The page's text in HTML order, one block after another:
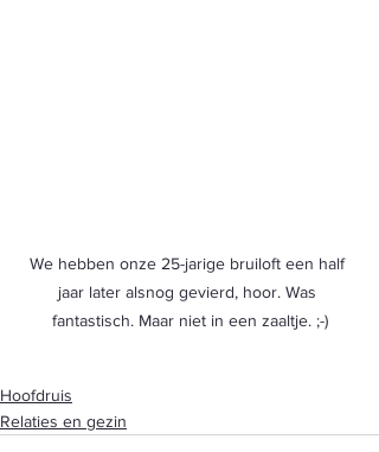
We hebben onze 25-jarige bruiloft een half
jaar later alsnog gevierd, hoor. Was
fantastisch. Maar niet in een zaaltje. ;-)
Hoofdruis
Relaties en gezin